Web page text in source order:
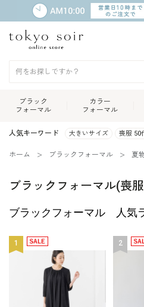
ブラック
フォーマル
カラー
フォーマル
人気キーワード 大きいサイズ 喪服 50
ホーム ブラックフォーマル 夏
ブラックフォーマル(喪
ブラックフォーマル 人気
1 2